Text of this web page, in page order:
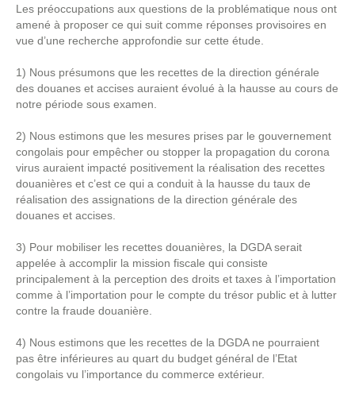
Les préoccupations aux questions de la problématique nous ont
amené à proposer ce qui suit comme réponses provisoires en
vue d’une recherche approfondie sur cette étude.
1) Nous présumons que les recettes de la direction générale
des douanes et accises auraient évolué à la hausse au cours de
notre période sous examen.
2) Nous estimons que les mesures prises par le gouvernement
congolais pour empêcher ou stopper la propagation du corona
virus auraient impacté positivement la réalisation des recettes
douanières et c’est ce qui a conduit à la hausse du taux de
réalisation des assignations de la direction générale des
douanes et accises.
3) Pour mobiliser les recettes douanières, la DGDA serait
appelée à accomplir la mission fiscale qui consiste
principalement à la perception des droits et taxes à l’importation
comme à l’importation pour le compte du trésor public et à lutter
contre la fraude douanière.
4) Nous estimons que les recettes de la DGDA ne pourraient
pas être inférieures au quart du budget général de l’Etat
congolais vu l’importance du commerce extérieur.